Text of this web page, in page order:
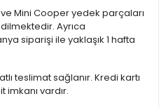
Mini Cooper yedek parçaları
Ayrıca
siparişi ile yaklaşık 1 hafta
teslimat sağlanır. Kredi kartı
vardır.